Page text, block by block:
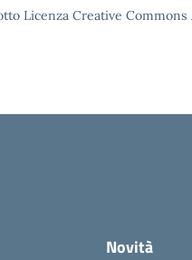
Licenza Creative
Novità